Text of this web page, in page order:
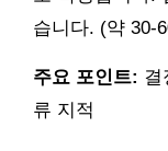
습니다. (약 30-
주요 포인트: 결
류 지적